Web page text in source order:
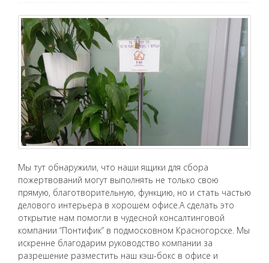
Мы тут обнаружили, что наши ящики для сбора
пожертвований могут выполнять не только свою
прямую, благотворительную, функцию, но и стать частью
делового интерьера в хорошем офисе.А сделать это
открытие нам помогли в чудесной консалтинговой
компании “Понтифик” в подмосковном Красногорске. Мы
искренне благодарим руководство компании за
разрешение разместить наш кэш-бокс в офисе и